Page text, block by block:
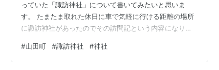
っていた「諏訪神社」について書いてみたいと思いま
す。 たまたま取れた休日に車で気軽に行ける距離の場所
に諏訪神社があったのでその訪問記という内容になりま
ばと思います。 ※参考記事
yukiotoyukitotakeshi1207.hatenablog.com 山田諏訪神
#山田町 #諏訪神社 #神社